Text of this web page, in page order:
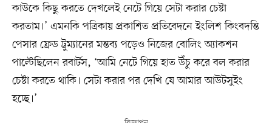
কাউকে কিছু করতে দেখলেই নেটে গিয়ে সেটা করার চেষ্টা
করতাম।’ এমনকি পত্রিকায় প্রকাশিত প্রতিবেদনে ইংলিশ কিংবদন্তি
পেসার ফ্রেড ট্রুম্যানের মন্তব্য পড়েও নিজের বোলিং অ্যাকশন
পাল্টেছিলেন রবার্টস, ‘আমি নেটে গিয়ে হাত উঁচু করে বল করার
চেষ্টা করতে থাকি। সেটা করার পর দেখি যে আমার আউটসুইং
হচ্ছে।’